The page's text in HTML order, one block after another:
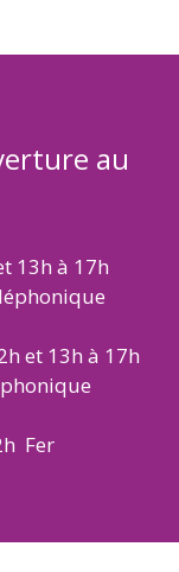
au
13h à 17h
et 13h à 17h
Fer